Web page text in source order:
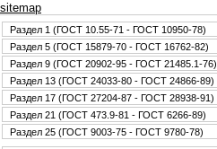
sitemap
Раздел 1 (ГОСТ 10.55-71 - ГОСТ 10950-78)
Раздел 5 (ГОСТ 15879-70 - ГОСТ 16762-82)
Раздел 9 (ГОСТ 20902-95 - ГОСТ 21485.1-76)
Раздел 13 (ГОСТ 24033-80 - ГОСТ 24866-89)
Раздел 17 (ГОСТ 27204-87 - ГОСТ 28938-91)
Раздел 21 (ГОСТ 473.9-81 - ГОСТ 6266-89)
Раздел 25 (ГОСТ 9003-75 - ГОСТ 9780-78)